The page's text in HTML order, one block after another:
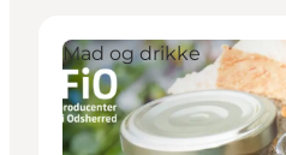
Mad og drikke